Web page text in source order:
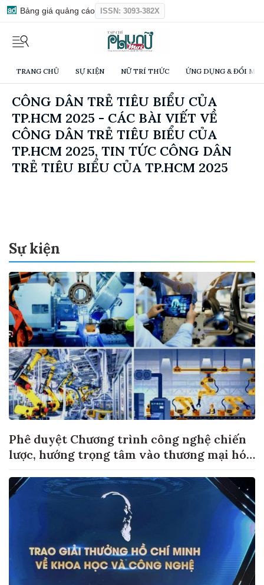
Bảng giá quảng cáo ISSN: 3093-382X
TRANG CHỦ SỰ KIỆN NỮ TRÍ THỨC ỨNG DỤNG & ĐỔI
CÔNG DÂN TRẺ TIÊU BIỂU CỦA
TP.HCM 2025 - CÁC BÀI VIẾT VỀ
CÔNG DÂN TRẺ TIÊU BIỂU CỦA
TP.HCM 2025, TIN TỨC CÔNG DÂN
TRẺ TIÊU BIỂU CỦA TP.HCM 2025
Sự kiện
Phê duyệt Chương trình công nghệ chiến
lược, hướng trọng tâm vào thương mại hóa